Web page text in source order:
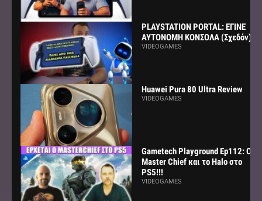
PLAYSTATION PORTAL: ΕΓΙΝΕ
ΑΥΤΟΝΟΜΗ ΚΟΝΣΟΛΑ (Σχεδόν)
VIDEOGAMES
Huawei Pura 80 Ultra Review
VIDEOGAMES
Gametech Playground Ep112: Ο
Master Chief και το Halo στο
PS5!!!
VIDEOGAMES